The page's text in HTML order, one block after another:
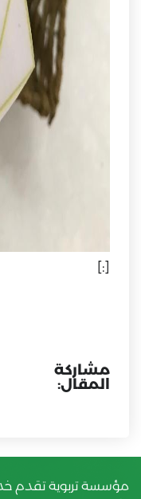
[:]
مشاركة
المقال:
مؤسسة تربوية تقدم